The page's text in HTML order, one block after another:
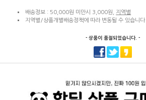
배송정보 : 50,000원 미만시 3,000원, 지역별
지역별/상품개별배송정책에 따라 변동될 수 있습니다
- 상품이 품절되었습니다. -